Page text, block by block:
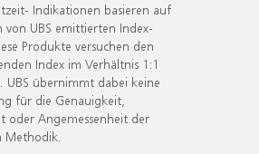
Indikationen basieren auf
von UBS emittierten Index-
Produkte versuchen den
Index im Verhältnis 1:1
UBS übernimmt dabei keine
für die Genauigkeit,
oder Angemessenheit der
Methodik.